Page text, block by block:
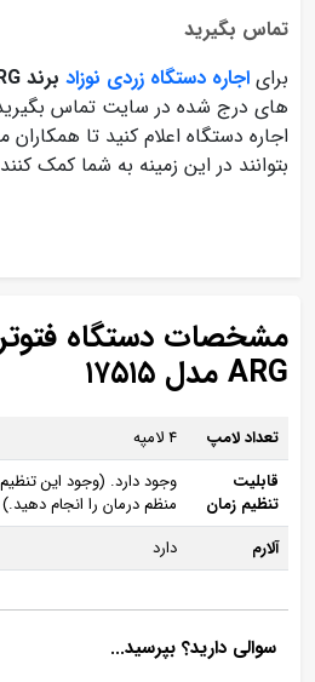
تماس بگیرید
برای اجاره دستگاه زردی نوزاد برند ARG مدل ۱۷۵۱۵
های درج شده در سایت تماس
اجاره دستگاه اعلام کنید تا
بتوانند در این زمینه به شما کمک
مشخصات دستگاه
ARG مدل ۱۷۵۱۵
تعداد لامپ
4 لامپه
قابلیت
تنظیم زمان
وجود دارد. (وجود این
منظم درمان را انجام دهید.)
آلارم
دارد
سوالی دارید؟ بپرسید...